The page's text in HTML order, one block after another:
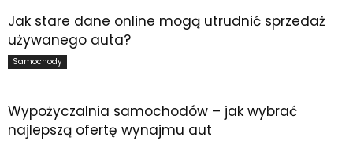
Jak stare dane online mogą utrudnić sprzedaż
używanego auta?
Samochody
Wypożyczalnia samochodów – jak wybrać
najlepszą ofertę wynajmu aut